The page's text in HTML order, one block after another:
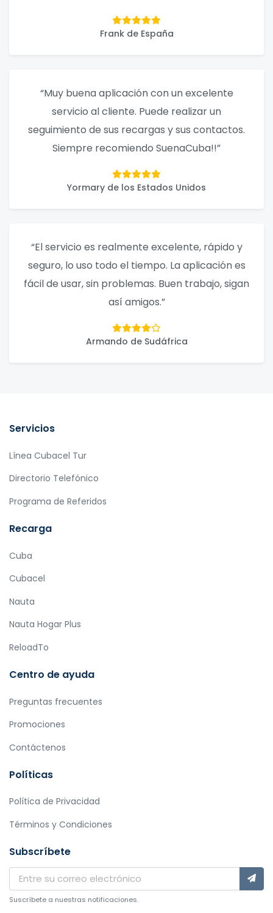
Frank de España
“Muy buena aplicación con un excelente
servicio al cliente. Puede realizar un
seguimiento de sus recargas y sus contactos.
Siempre recomiendo SuenaCuba!!”
Yormary de los Estados Unidos
“El servicio es realmente excelente, rápido y
seguro, lo uso todo el tiempo. La aplicación es
fácil de usar, sin problemas. Buen trabajo, sigan
así amigos.”
Armando de Sudáfrica
Servicios
Línea Cubacel Tur
Directorio Telefónico
Programa de Referidos
Recarga
Cuba
Cubacel
Nauta
Nauta Hogar Plus
ReloadTo
Centro de ayuda
Preguntas frecuentes
Promociones
Contáctenos
Políticas
Política de Privacidad
Términos y Condiciones
Subscríbete
Suscríbete a nuestras notificaciones.